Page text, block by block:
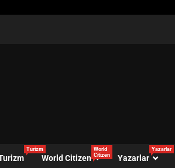
Turizm
World Citizen
World
Citizen
Yazarlar
Yazarlar